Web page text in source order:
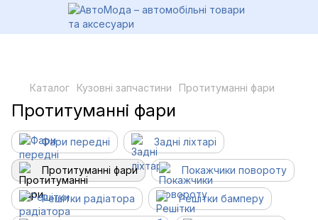
Каталог Кузовні запчастини Протитуманні фари
Протитуманні фари
Фари передні Задні ліхтарі
Протитуманні фари Покажчики повороту
Решітки радіатора Решітки бамперу